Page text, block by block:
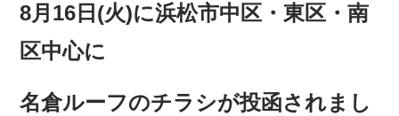
8月16日(火)に浜松市中区・東区・南
区中心に
名倉ルーフのチラシが投函されまし